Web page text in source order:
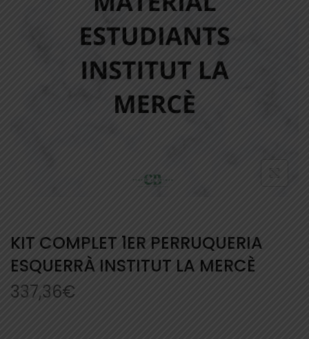
KIT COMPLET 1ER PERRUQUERIA
ESQUERRÀ INSTITUT LA MERCÈ
337,36€